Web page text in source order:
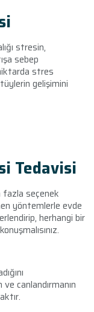
stresin,
sebep
stres
gelişimini
Tedavisi
fazla seçenek
yöntemlerle evde
herhangi bir
ve canlandırmanın